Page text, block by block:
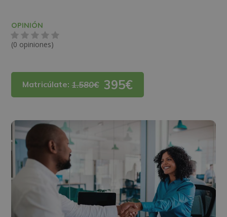
OPINIÓN
(0 opiniones)
Matricúlate:1.580€ 395€